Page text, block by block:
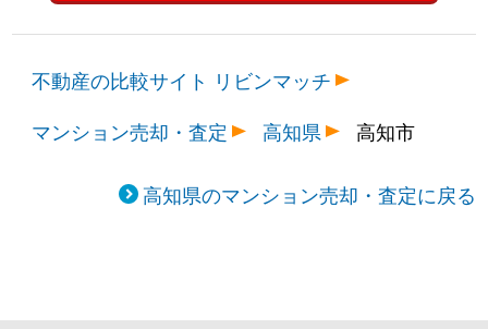
不動産の比較サイト リビンマッチ
マンション売却・査定
高知県 高知市
高知県のマンション売却・査定に戻る